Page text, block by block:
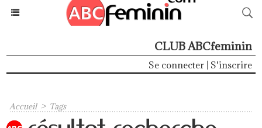
CLUB ABCfeminin
Se connecter S'inscrire
Accueil > Tags